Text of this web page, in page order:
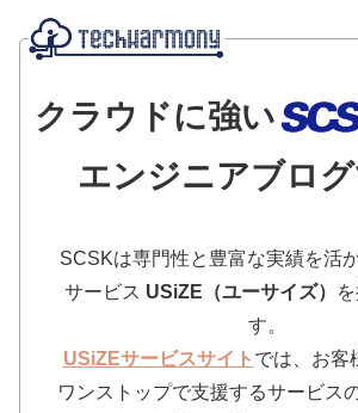
クラウドに強い
エンジニアブログ
SCSKは専門性と豊富な実績を活
サービス USiZE（ユーサイズ）
す。
USiZEサービスサイト では、お客
ワンストップで支援するサービス